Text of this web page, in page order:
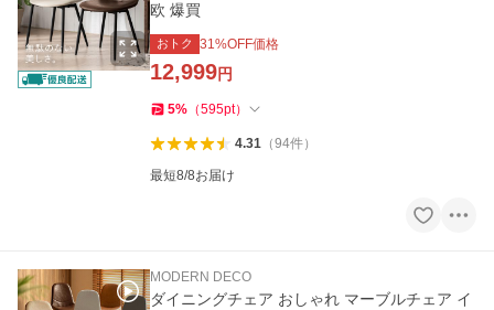
欧 爆買
おトク 31%OFF価格
12,999円
5% （595pt）
4.31（94件）
最短8/8お届け
MODERN DECO
ダイニングチェア おしゃれ マーブルチェア イ